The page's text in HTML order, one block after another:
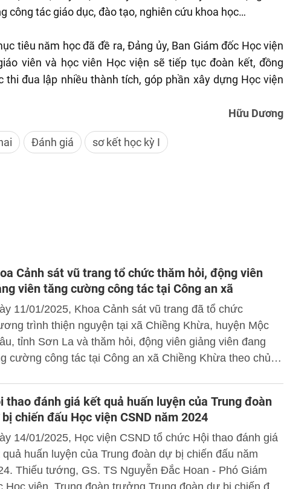
công tác giáo dục, đào tạo, nghiên cứu khoa học…
tiêu năm học đã đề ra, Đảng ủy, Ban Giám đốc Học viện
viên và học viên Học viện sẽ tiếp tục đoàn kết, đồng
đua lập nhiều thành tích, góp phần xây dựng Học viện
Hữu Dương
Đánh giá sơ kết học kỳ I
Cảnh sát vũ trang tổ chức thăm hỏi, động viên
viên tăng cường công tác tại Công an xã
11/01/2025, Khoa Cảnh sát vũ trang đã tổ chức
trình thiện nguyện tại xã Chiềng Khừa, huyện Mộc
tỉnh Sơn La và thăm hỏi, động viên giảng viên đang
cường công tác tại Công an xã Chiềng Khừa theo chủ
thao đánh giá kết quả huấn luyện của Trung đoàn
chiến đấu Học viện CSND năm 2024
14/01/2025, Học viện CSND tổ chức Hội thao đánh giá
quả huấn luyện của Trung đoàn dự bị chiến đấu năm
Thiếu tướng, GS. TS Nguyễn Đắc Hoan - Phó Giám
Học viện, Trung đoàn trưởng Trung đoàn dự bị chiến đấu